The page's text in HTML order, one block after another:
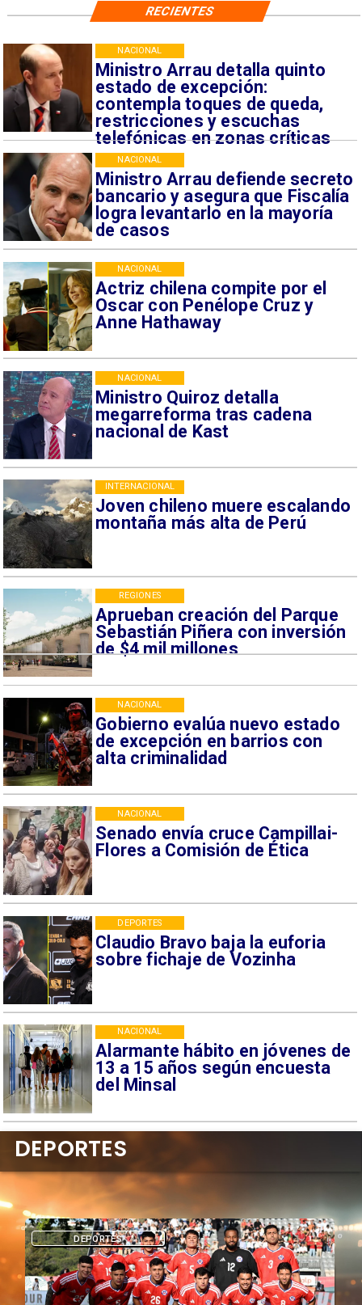
Ministro Arrau detalla quinto
estado de excepción:
contempla toques de queda,
restricciones y escuchas
telefónicas en zonas críticas
NACIONAL
Ministro Arrau defiende secreto
bancario y asegura que Fiscalía
logra levantarlo en la mayoría
de casos
NACIONAL
Actriz chilena compite por el
Oscar con Penélope Cruz y
Anne Hathaway
NACIONAL
Ministro Quiroz detalla
megarreforma tras cadena
nacional de Kast
NACIONAL
Joven chileno muere escalando
montaña más alta de Perú
INTERNACIONAL
Aprueban creación del Parque
Sebastián Piñera con inversión
de $4 mil millones
REGIONES
Gobierno evalúa nuevo estado
de excepción en barrios con
alta criminalidad
NACIONAL
Senado envía cruce Campillai-
Flores a Comisión de Ética
NACIONAL
Claudio Bravo baja la euforia
sobre fichaje de Vozinha
DEPORTES
Alarmante hábito en jóvenes de
13 a 15 años según encuesta
del Minsal
NACIONAL
RECIENTES
DEPORTES
DEPORTES